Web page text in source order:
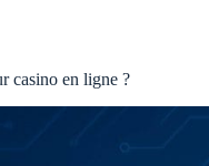
casino en ligne ?